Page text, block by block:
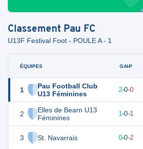
Classement Pau FC
U13F Festival Foot - POULE A - 1
ÉQUIPES
1
Pau Football Club
U13 Féminines
2
Elles de Bearn U13
Féminines
3 St. Navarrais
G-N-P
6 2-0-0
3 1-0-1
0-0-2